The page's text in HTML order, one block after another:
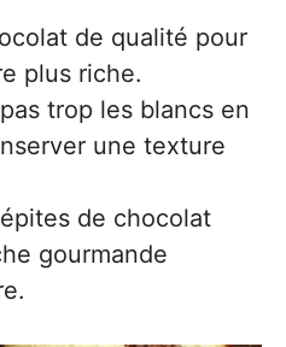
de qualité pour
plus riche.
trop les blancs en
une texture
de chocolat
gourmande